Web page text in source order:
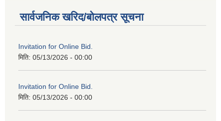
सार्वजनिक खरिद/बोलपत्र सूचना
Invitation for Online Bid.
मिति: 05/13/2026 - 00:00
Invitation for Online Bid.
मिति: 05/13/2026 - 00:00